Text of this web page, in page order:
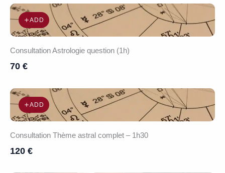
ADD
Consultation Astrologie question (1h)
70 €
ADD
Consultation Thème astral complet – 1h30
120 €